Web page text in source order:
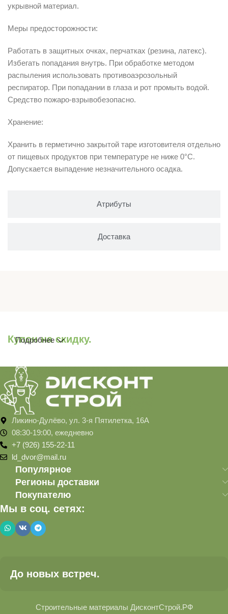
Атрибуты
Доставка
укрывной материал.
Меры предосторожности:
Работать в защитных очках, перчатках (резина, латекс).
Избегать попадания внутрь. При обработке методом
распыления использовать противоаэрозольный
респиратор. При попадании в глаза и рот промыть водой.
Средство пожаро-взрывобезопасно.
Хранение:
Хранить в герметично закрытой таре изготовителя отдельно
от пищевых продуктов при температуре не ниже 0°С.
Допускается выпадение незначительного осадка.
Купон на скидку.
Подробнее
Ликино-Дулёво, ул. 3-я Пятилетка, 16А
08:30-19:00, ежедневно
+7 (926) 155-22-11
ld_dvor@mail.ru
Популярное
Регионы доставки
Покупателю
Мы в соц. сетях:
До новых встреч.
Строительные материалы ДисконтСтрой.РФ